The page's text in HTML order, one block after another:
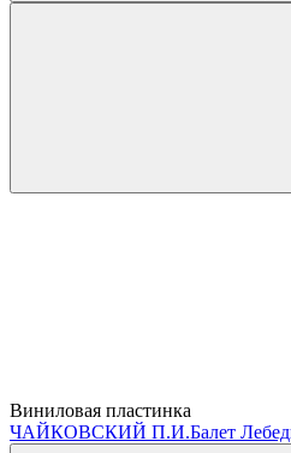
Виниловая пластинка
ЧАЙКОВСКИЙ П.И.Балет